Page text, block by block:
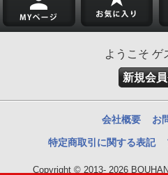
ようこそ ゲ
新規会
会社概要 お
特定商取引に関する表記
Copyright © 2013- 2026